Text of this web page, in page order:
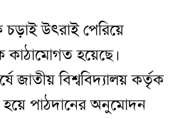
উৎরাই পেরিয়ে
হয়েছে।
জাতীয় বিশ্ববিদ্যালয় কর্তৃক
হয়ে পাঠদানের অনুমোদন